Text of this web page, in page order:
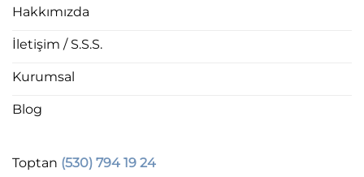
Hakkımızda
İletişim / S.S.S.
Kurumsal
Blog
Toptan (530) 794 19 24